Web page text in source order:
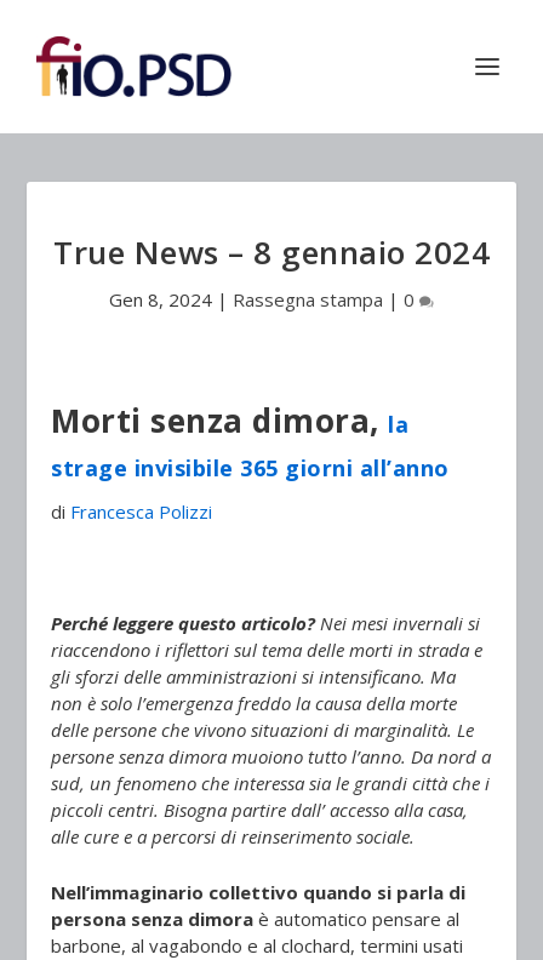
True News – 8 gennaio 2024
Gen 8, 2024 | Rassegna stampa | 0
Morti senza dimora, la
strage invisibile 365 giorni all’anno
di Francesca Polizzi
Perché leggere questo articolo?Nei mesi invernali si
riaccendono i riflettori sul tema delle morti in strada e
gli sforzi delle amministrazioni si intensificano. Ma
non è solo l’emergenza freddo la causa della morte
delle persone che vivono situazioni di marginalità. Le
persone senza dimora muoiono tutto l’anno. Da nord a
sud, un fenomeno che interessa sia le grandi città che i
piccoli centri. Bisogna partire dall’ accesso alla casa,
alle cure e a percorsi di reinserimento sociale.
Nell’immaginario collettivo quando si parla di
persona senza dimora è automatico pensare al
barbone, al vagabondo e al clochard, termini usati